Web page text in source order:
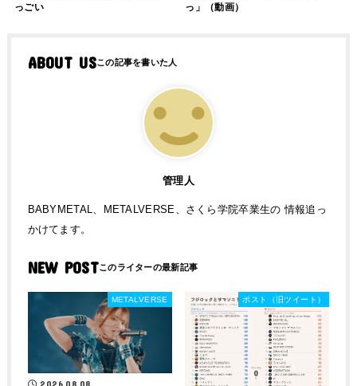
っごい
っ」（動画）
ABOUT US
管理人
BABYMETAL、METALVERSE、さくら学院卒業生の 情報追っ
かけてます。
NEW POST
METALVERSE ポスト（旧ツイート）